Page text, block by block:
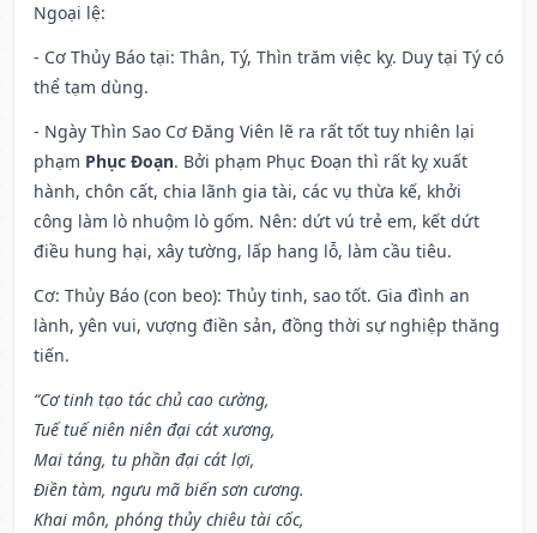
Ngoại lệ:
- Cơ Thủy Báo tại: Thân, Tý, Thìn trăm việc kỵ. Duy tại Tý có
thể tạm dùng.
- Ngày Thìn Sao Cơ Đăng Viên lẽ ra rất tốt tuy nhiên lại
phạm Phục Đoạn. Bởi phạm Phục Đoạn thì rất kỵ xuất
hành, chôn cất, chia lãnh gia tài, các vụ thừa kế, khởi
công làm lò nhuộm lò gốm. Nên: dứt vú trẻ em, kết dứt
điều hung hại, xây tường, lấp hang lỗ, làm cầu tiêu.
Cơ: Thủy Báo (con beo): Thủy tinh, sao tốt. Gia đình an
lành, yên vui, vượng điền sản, đồng thời sự nghiệp thăng
tiến.
“Cơ tinh tạo tác chủ cao cường,
Tuế tuế niên niên đại cát xương,
Mai táng, tu phần đại cát lợi,
Điền tàm, ngưu mã biến sơn cương.
Khai môn, phóng thủy chiêu tài cốc,